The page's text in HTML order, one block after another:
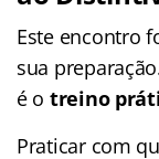
Este encontro
sua
é o treino
Praticar com